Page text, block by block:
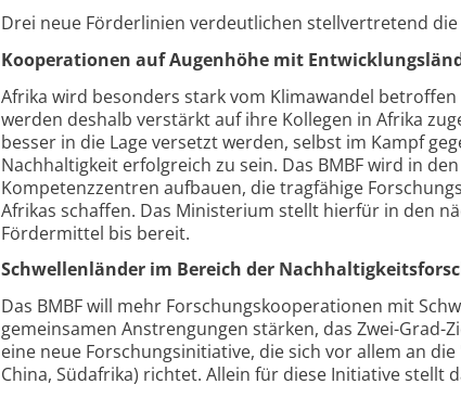
Drei neue Förderlinien verdeutlichen stellvertretend die
Kooperationen auf Augenhöhe mit
Afrika wird besonders stark vom Klimawandel
werden deshalb verstärkt auf ihre Kollegen in Afrika
besser in die Lage versetzt werden, selbst im Kampf
Nachhaltigkeit erfolgreich zu sein. Das BMBF wird in
Kompetenzzentren aufbauen, die tragfähige
Afrikas schaffen. Das Ministerium stellt hierfür in den
Fördermittel bis bereit.
Schwellenländer im Bereich der
Das BMBF will mehr Forschungskooperationen mit
gemeinsamen Anstrengungen stärken, das Zwei-
eine neue Forschungsinitiative, die sich vor allem an die
China, Südafrika) richtet. Allein für diese Initiative stellt